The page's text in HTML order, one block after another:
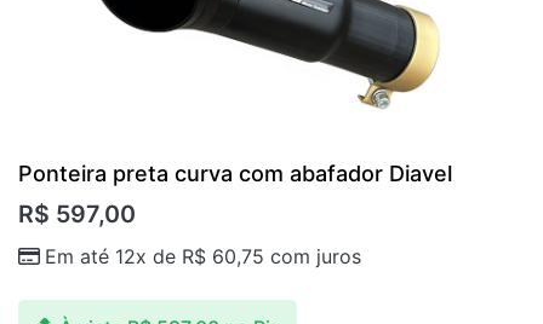
Ponteira preta curva com abafador Diavel
R$ 597,00
Em até 12x de R$ 60,75 com juros